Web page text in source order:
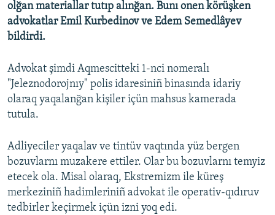
olğan materiallar tutıp alınğan. Bunı onen körüşken
advokatlar Emil Kurbedinov ve Edem Semedlâyev
bildirdi.
Advokat şimdi Aqmescitteki 1-nci nomeralı
"Jeleznodorojnıy" polis idaresiniñ binasında idariy
olaraq yaqalanğan kişiler içün mahsus kamerada
tutula.
Adliyeciler yaqalav ve tintüv vaqtında yüz bergen
bozuvlarnı muzakere ettiler. Olar bu bozuvlarnı temyiz
etecek ola. Misal olaraq, Ekstremizm ile küreş
merkeziniñ hadimleriniñ advokat ile operativ-qıdıruv
tedbirler keçirmek içün izni yoq edi.